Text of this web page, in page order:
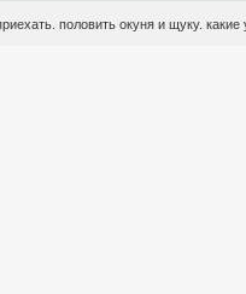
половить окуня и щуку.